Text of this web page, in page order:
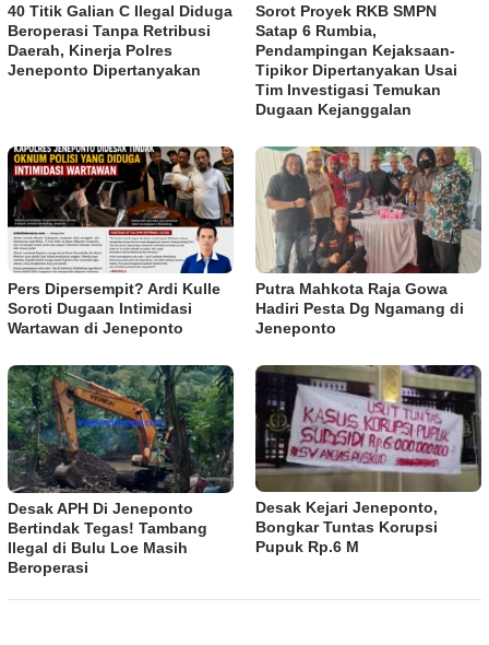
40 Titik Galian C Ilegal Diduga
Beroperasi Tanpa Retribusi
Daerah, Kinerja Polres
Jeneponto Dipertanyakan
Sorot Proyek RKB SMPN
Satap 6 Rumbia,
Pendampingan Kejaksaan-
Tipikor Dipertanyakan Usai
Tim Investigasi Temukan
Dugaan Kejanggalan
Pers Dipersempit? Ardi Kulle
Soroti Dugaan Intimidasi
Wartawan di Jeneponto
Putra Mahkota Raja Gowa
Hadiri Pesta Dg Ngamang di
Jeneponto
Desak APH Di Jeneponto
Bertindak Tegas! Tambang
Ilegal di Bulu Loe Masih
Beroperasi
Desak Kejari Jeneponto,
Bongkar Tuntas Korupsi
Pupuk Rp.6 M